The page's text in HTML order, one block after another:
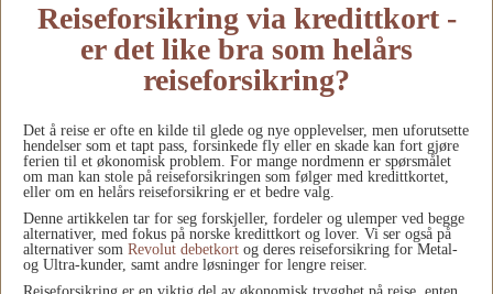
Reiseforsikring via kredittkort -
er det like bra som helårs
reiseforsikring?
Det å reise er ofte en kilde til glede og nye opplevelser, men uforutsette
hendelser som et tapt pass, forsinkede fly eller en skade kan fort gjøre
ferien til et økonomisk problem. For mange nordmenn er spørsmålet
om man kan stole på reiseforsikringen som følger med kredittkortet,
eller om en helårs reiseforsikring er et bedre valg.
Denne artikkelen tar for seg forskjeller, fordeler og ulemper ved begge
alternativer, med fokus på norske kredittkort og lover. Vi ser også på
alternativer som Revolut debetkort og deres reiseforsikring for Metal-
og Ultra-kunder, samt andre løsninger for lengre reiser.